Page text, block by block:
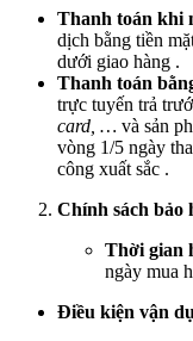
Thanh toán khi
dịch bằng tiền
dưới giao hàng .
Thanh toán
trực tuyến trả
card, … và sản
vòng 1/5 ngày
công xuất sắc .
Chính sách bảo
Thời gian
ngày mua
Điều kiện vận